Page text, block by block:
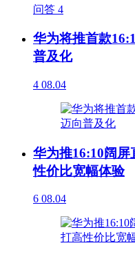
问答 4
华为将推首款
普及化
4 08.04
华为推16:10阔
性价比宽幅体验
6 08.04